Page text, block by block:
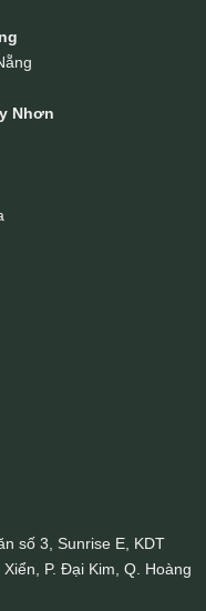
Nhơn
số 3, Sunrise E, KDT
P. Đại Kim, Q. Hoàng